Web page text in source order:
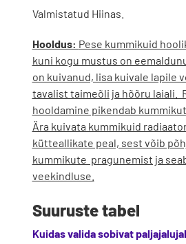
Valmistatud Hiinas.
Hooldus: Pese kummikuid
kuni kogu mustus on
on kuivanud, lisa kuivale lapile
tavalist taimeõli ja hõõru laiali.
hooldamine pikendab
Ära kuivata kummikuid
kütteallikate peal, sest võib
kummikute pragunemist ja
veekindluse.
Suuruste tabel
Kuidas valida sobivat